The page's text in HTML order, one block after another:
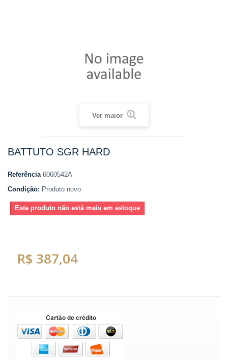
Ver maior
BATTUTO SGR HARD
Referência 6060542A
Condição: Produto novo
Este produto não está mais em estoque
R$ 387,04